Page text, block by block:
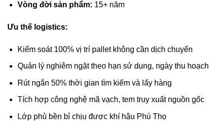
Vòng đời sản phẩm: 15+ năm
Ưu thế logistics:
Kiểm soát 100% vị trí pallet không cần dịch chuyển
Quản lý nghiêm ngặt theo hạn sử dụng, ngày thu hoạch
Rút ngắn 50% thời gian tìm kiếm và lấy hàng
Tích hợp công nghệ mã vạch, tem truy xuất nguồn gốc
Lớp phủ bền bỉ chịu được khí hậu Phú Thọ